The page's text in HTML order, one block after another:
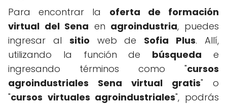
Para encontrar la oferta de formación
virtual del Sena en agroindustria, puedes
ingresar al sitio web de Sofia Plus. Allí,
utilizando la función de búsqueda e
ingresando términos como "cursos
agroindustriales Sena virtual gratis" o
"cursos virtuales agroindustriales", podrás